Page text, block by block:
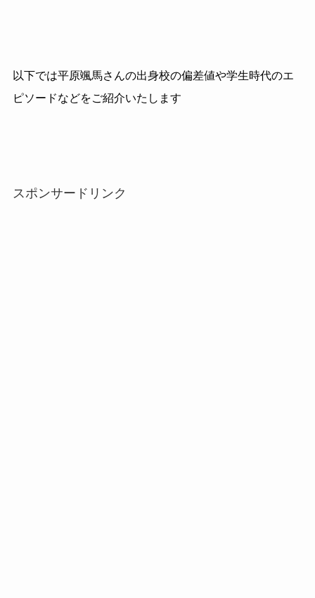
以下では平原颯馬さんの出身校の偏差値や学生時代のエ
ピソードなどをご紹介いたします
スポンサードリンク